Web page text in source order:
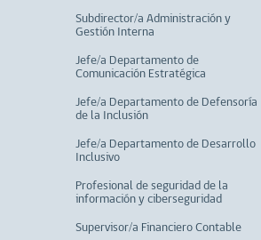
Subdirector/a Administración y
Gestión Interna
Jefe/a Departamento de
Comunicación Estratégica
Jefe/a Departamento de Defensoría
de la Inclusión
Jefe/a Departamento de Desarrollo
Inclusivo
Profesional de seguridad de la
información y ciberseguridad
Supervisor/a Financiero Contable